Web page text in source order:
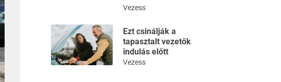
Vezess
Ezt csinálják a
tapasztalt vezetők
indulás előtt
Vezess